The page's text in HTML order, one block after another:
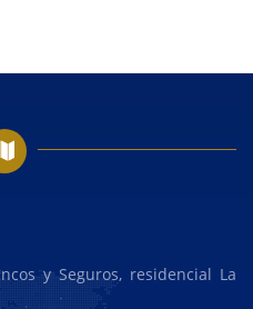
y Seguros, residencial La